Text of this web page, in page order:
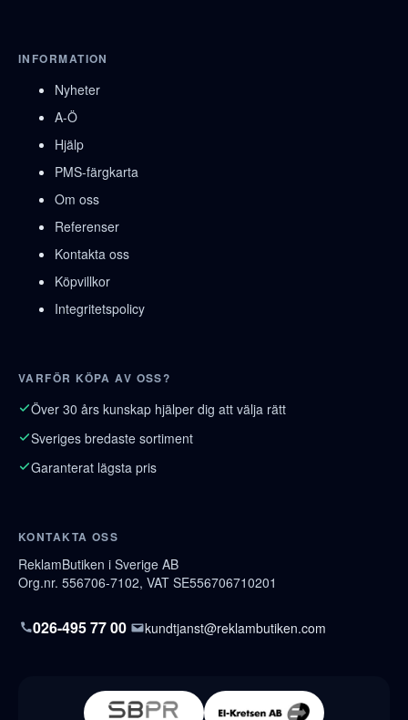
INFORMATION
Nyheter
A-Ö
Hjälp
PMS-färgkarta
Om oss
Referenser
Kontakta oss
Köpvillkor
Integritetspolicy
VARFÖR KÖPA AV OSS?
Över 30 års kunskap hjälper dig att välja rätt
Sveriges bredaste sortiment
Garanterat lägsta pris
KONTAKTA OSS
ReklamButiken i Sverige AB
Org.nr. 556706-7102, VAT SE556706710201
026-495 77 00 kundtjanst@reklambutiken.com